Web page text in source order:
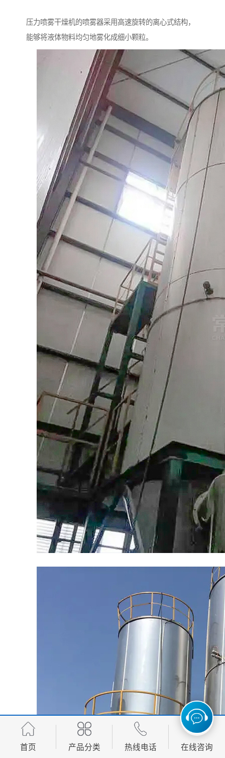
压力喷雾干燥机的喷雾器采用高速旋转的离心式结构，
能够将液体物料均匀地雾化成细小颗粒。
首页 产品分类 热线电话 在线咨询